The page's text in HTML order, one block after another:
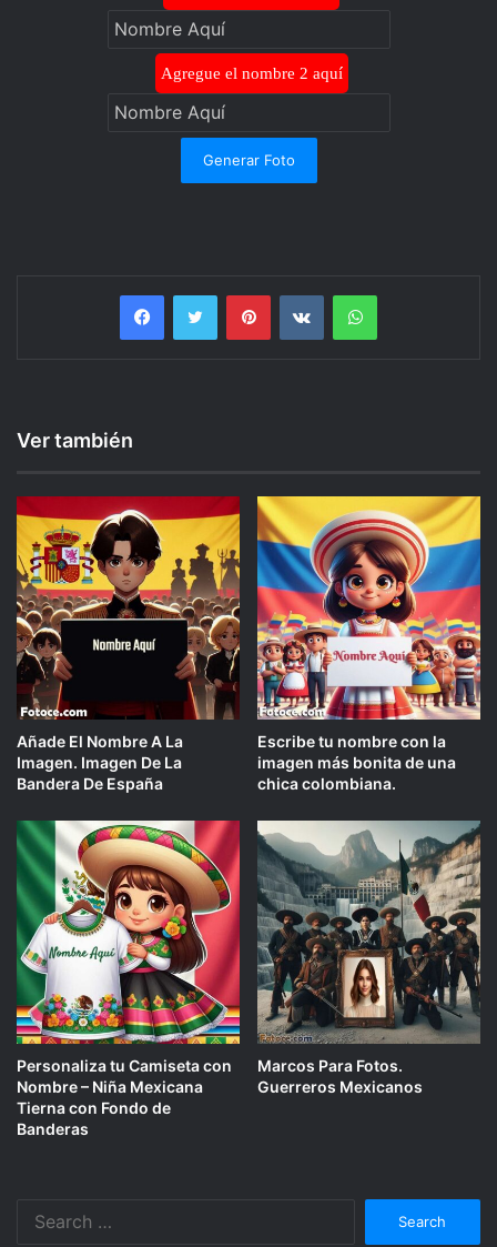
Agregue el nombre 2 aquí
Generar Foto
FacebookTwitterPinterestVKontakteWhatsApp
Ver también
Añade El Nombre A La
Imagen. Imagen De La
Bandera De España
Escribe tu nombre con la
imagen más bonita de una
chica colombiana.
Personaliza tu Camiseta con
Nombre – Niña Mexicana
Tierna con Fondo de
Banderas
Marcos Para Fotos.
Guerreros Mexicanos